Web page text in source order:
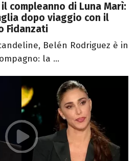
compleanno di Luna Marì:
dopo viaggio con il
Fidanzati
Belén Rodriguez è in
la ...